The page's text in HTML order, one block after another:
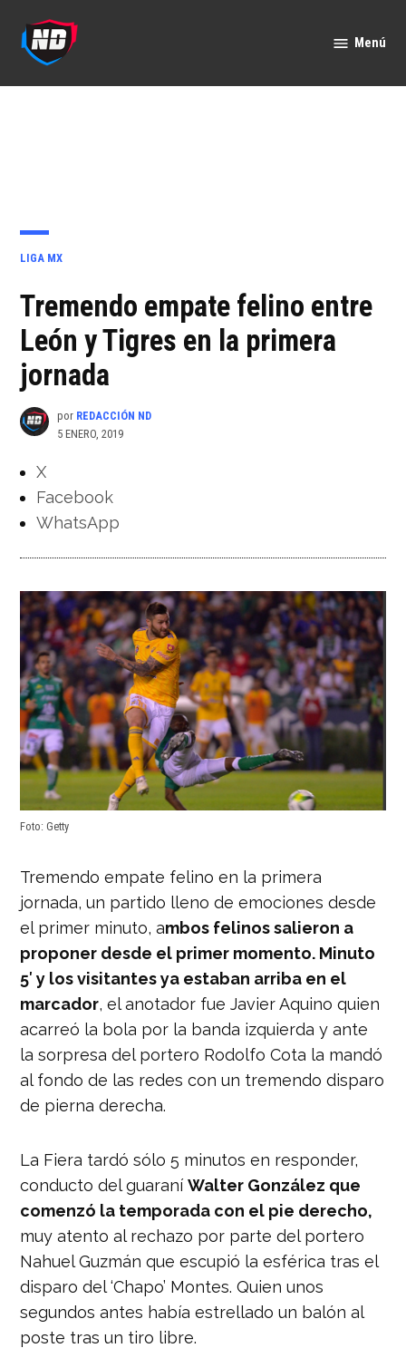
contenido
Menú
PUBLICADO
LIGA MX
Tremendo empate felino entre
León y Tigres en la primera
jornada
por REDACCIÓN ND
5 ENERO, 2019
X
Facebook
WhatsApp
Foto: Getty
Tremendo empate felino en la primera
jornada, un partido lleno de emociones desde
el primer minuto, ambos felinos salieron a
proponer desde el primer momento. Minuto
5′ y los visitantes ya estaban arriba en el
marcador, el anotador fue Javier Aquino quien
acarreó la bola por la banda izquierda y ante
la sorpresa del portero Rodolfo Cota la mandó
al fondo de las redes con un tremendo disparo
de pierna derecha.
La Fiera tardó sólo 5 minutos en responder,
conducto del guaraníWalter González que
comenzó la temporada con el pie derecho,
muy atento al rechazo por parte del portero
Nahuel Guzmán que escupió la esférica tras el
disparo del ‘Chapo’ Montes. Quien unos
segundos antes había estrellado un balón al
poste tras un tiro libre.